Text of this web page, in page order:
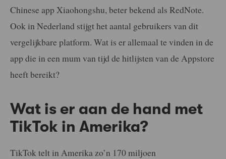
Chinese app Xiaohongshu, beter bekend als RedNote.
Ook in Nederland stijgt het aantal gebruikers van dit
vergelijkbare platform. Wat is er allemaal te vinden in de
app die in een mum van tijd de hitlijsten van de Appstore
heeft bereikt?
Wat is er aan de hand met
TikTok in Amerika?
TikTok telt in Amerika zo’n 170 miljoen